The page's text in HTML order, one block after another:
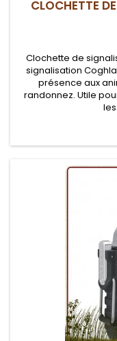
CLOCHETTE
Clochette de
signalisation
présence aux
randonnez. Utile